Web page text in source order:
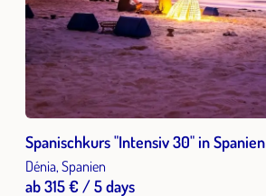
Spanischkurs "Intensiv 30" in Spanien
Dénia, Spanien
ab 315 € / 5 days